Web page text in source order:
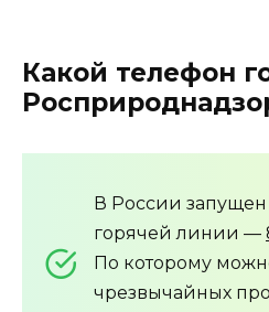
Какой телефон
В России
горячей линии —
По которому
чрезвычайных